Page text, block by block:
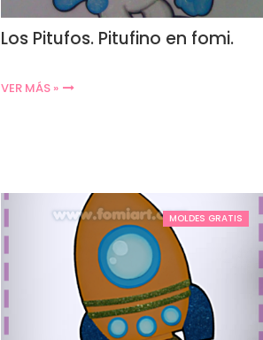
Los Pitufos. Pitufino en fomi.
VER MÁS »
MOLDES GRATIS